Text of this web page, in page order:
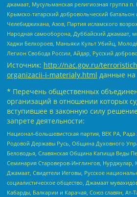
джамаат, Мусульманская религиозная группа
Крымско-татарский добровольческий
Челебиджихана, Азов, Партия исламского
Народная самооборона, Дуббайский джамаат,
Хаджи Белхороев, Маньяки Культ Убийц,
Легион Свобода России, Айдар, Русский
Источник: http://nac.gov.ru/
organizacii-i-materialy.html данные на
* Перечень общественных
организаций в отношении которых
вступившее в законную силу
запрете деятельности:
Национал-большевистская партия, ВЕК РА,
Родовой Державы Русь, Община Духовного
Беловодья, Славянская Община Капища Веды
Семинария Староверов-Инглингов, Нурджулар,
Джамаат, Свидетели Иеговы, Русское
социалистическое общество, Джамаат
Кабарды, Балкарии и Карачая, Союз славян, Ат-